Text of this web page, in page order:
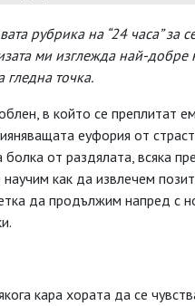
рубрика на “24 часа”
ми изглежда най-
точка.
в който се преплитат
еуфория от
от раздялата, всяка
как да извлечем
да продължим напред с
кара хората да се